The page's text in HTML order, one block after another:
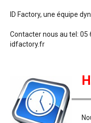
ID Factory, une équipe
Contacter nous au tel: 05
idfactory.fr